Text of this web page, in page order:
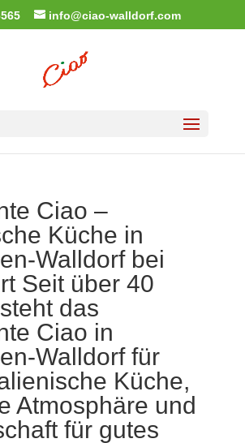
info@ciao-walldorf.com
Ciao –
Küche in
Walldorf bei
Seit über 40
das
Ciao in
Walldorf für
Küche,
Atmosphäre und
für gutes